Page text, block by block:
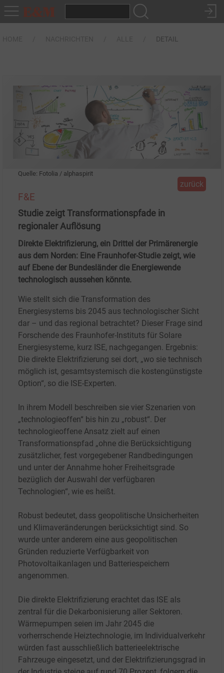
DETAIL
Quelle: Fotolia / alphaspirit
zurück
F&E
Studie zeigt Transformationspfade in
regionaler Auflösung
Direkte Elektrifizierung, ein Drittel der Primärenergie
aus dem Norden: Eine Fraunhofer-Studie zeigt, wie
auf Ebene der Bundesländer die Energiewende
technologisch aussehen könnte.
Wie stellt sich die Transformation des
Energiesystems bis 2045 aus technologischer Sicht
dar – und das regional betrachtet? Dieser Frage sind
Forschende des Fraunhofer-Instituts für Solare
Energiesysteme, kurz ISE, nachgegangen. Ergebnis:
Die direkte Elektrifizierung sei dort, „wo sie technisch
möglich ist, gesamtsystemisch die kostengünstigste
Option“, so die ISE-Experten.
In ihrem Modell beschreiben sie vier Szenarien von
„technologieoffen“ bis hin zu „robust“. Der
technologieoffene Ansatz zielt auf einen
Transformationspfad „ohne die Berücksichtigung
zusätzlicher, fest vorgegebener Randbedingungen
und unter der Annahme hoher Freiheitsgrade
bezüglich der Auswahl der verfügbaren
Technologien“, wie es heißt.
Robust bedeutet, dass geopolitische Unsicherheiten
und Klimaveränderungen berücksichtigt sind. So
wurde unter anderem eine aus geopolitischen
Gründen reduzierte Verfügbarkeit von
Photovoltaikanlagen und Batteriespeichern
angenommen.
Die direkte Elektrifizierung erachtet das ISE als
zentral für die Dekarbonisierung aller Sektoren.
Wärmepumpen seien im Jahr 2045 die
vorherrschende Heiztechnologie, im Individualverkehr
würden fast ausschließlich batterieelektrische
Fahrzeuge eingesetzt, und der Elektrifizierungsgrad in